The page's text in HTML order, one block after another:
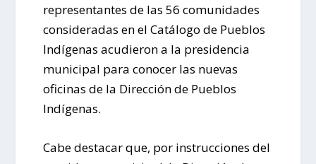
representantes de las 56 comunidades
consideradas en el Catálogo de Pueblos
Indígenas acudieron a la presidencia
municipal para conocer las nuevas
oficinas de la Dirección de Pueblos
Indígenas.
Cabe destacar que, por instrucciones del